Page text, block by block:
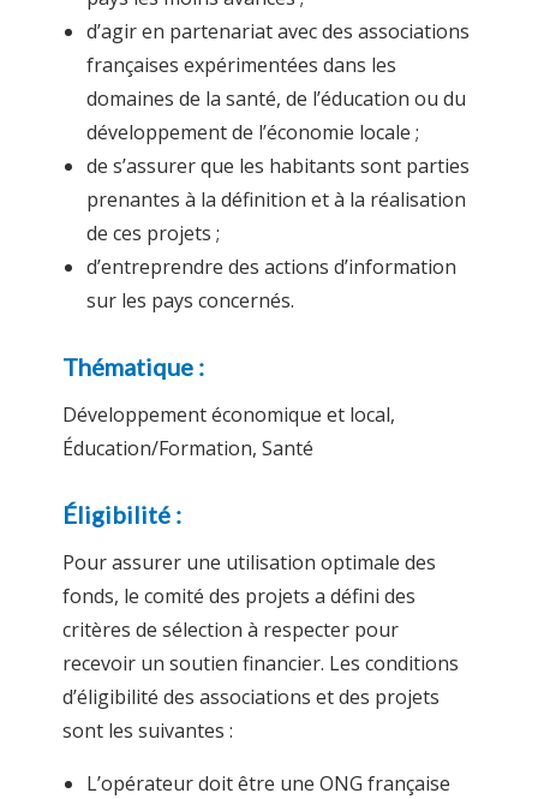
d’agir en partenariat avec des associations
françaises expérimentées dans les
domaines de la santé, de l’éducation ou du
développement de l’économie locale ;
de s’assurer que les habitants sont parties
prenantes à la définition et à la réalisation
de ces projets ;
d’entreprendre des actions d’information
sur les pays concernés.
Thématique :
Développement économique et local,
Éducation/Formation, Santé
Éligibilité :
Pour assurer une utilisation optimale des
fonds, le comité des projets a défini des
critères de sélection à respecter pour
recevoir un soutien financier. Les conditions
d’éligibilité des associations et des projets
sont les suivantes :
L’opérateur doit être une ONG française